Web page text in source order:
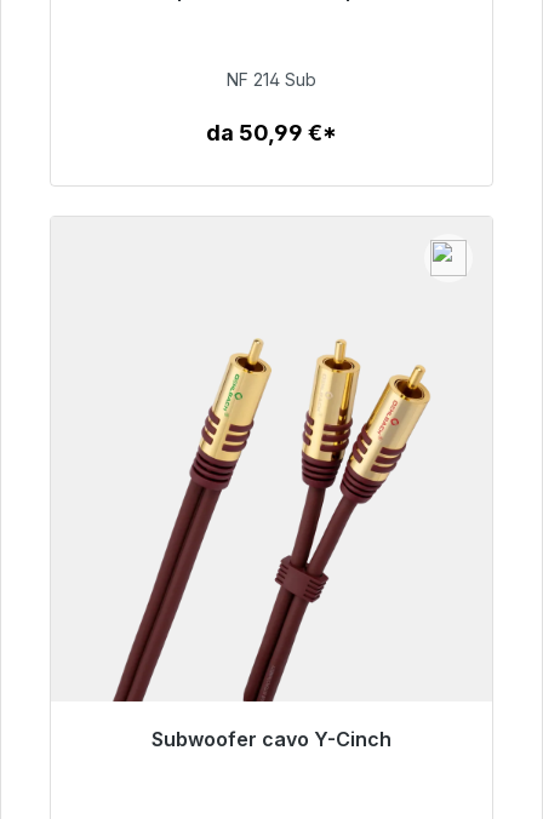
94,00 €
NF 214 Sub
da 50,99 €*
Subwoofer cavo Y-Cinch
Pronto per la spedizione immediata, tempo di